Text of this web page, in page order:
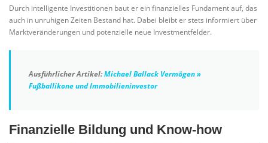
Durch intelligente Investitionen baut er ein finanzielles Fundament auf, das
auch in unruhigen Zeiten Bestand hat. Dabei bleibt er stets informiert über
Marktveränderungen und potenzielle neue Investmentfelder.
Ausführlicher Artikel:Michael Ballack Vermögen »
Fußballikone und Immobilieninvestor
Finanzielle Bildung und Know-how